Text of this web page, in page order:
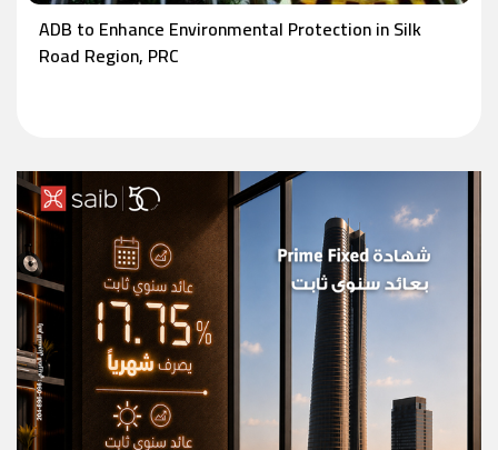
ADB to Enhance Environmental Protection in Silk
Road Region, PRC